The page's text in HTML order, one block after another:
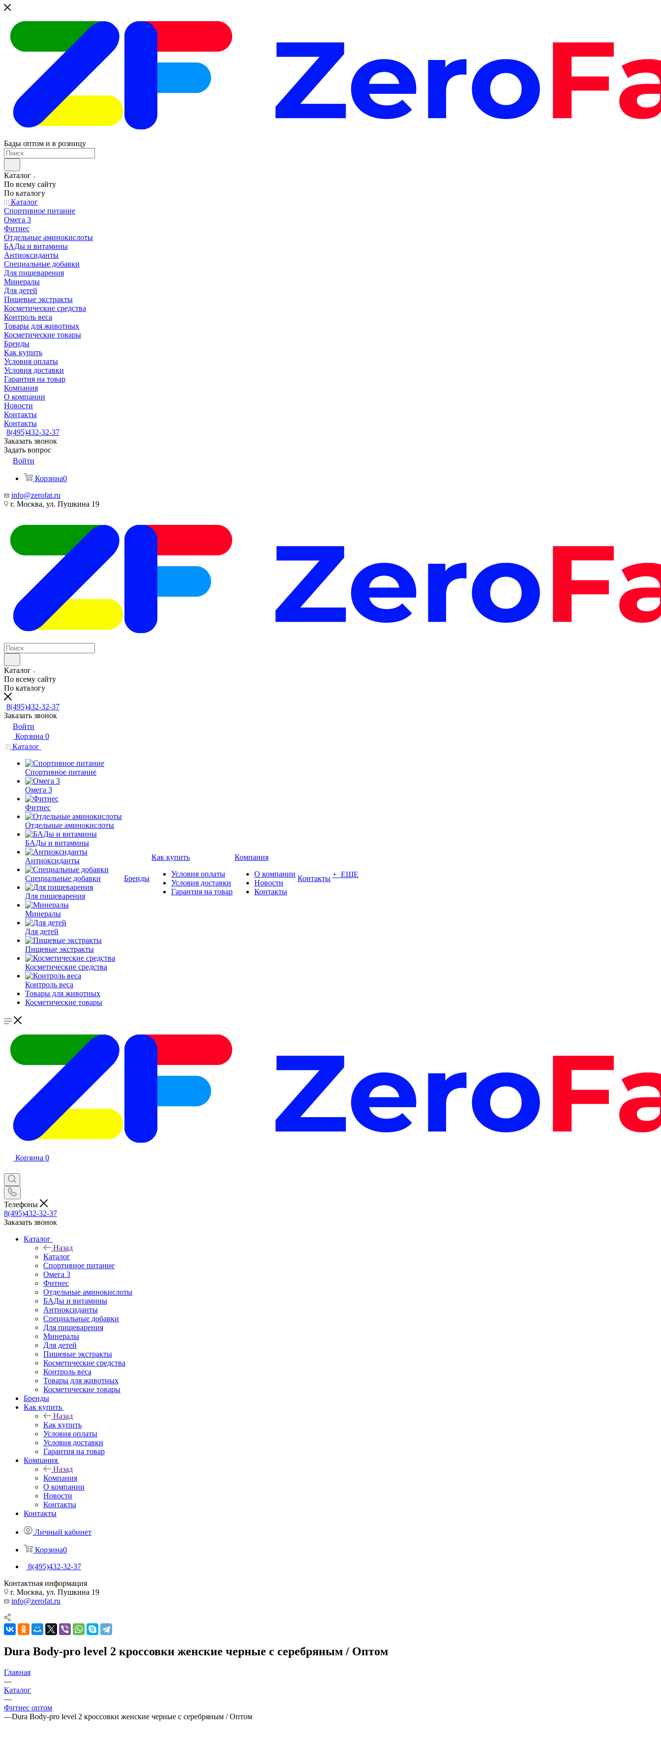
Бады оптом и в розницу
Каталог
По всему сайту
По каталогу
Каталог
Спортивное питание
Омега 3
Фитнес
Отдельные аминокислоты
БАДы и витамины
Антиоксиданты
Специальные добавки
Для пищеварения
Минералы
Для детей
Пищевые экстракты
Косметические средства
Контроль веса
Товары для животных
Косметические товары
Бренды
Как купить
Условия оплаты
Условия доставки
Гарантия на товар
Компания
О компании
Новости
Контакты
Контакты
8(495)432-32-37
Заказать звонок
Задать вопрос
Войти
Корзина0
info@zerofat.ru
г. Москва, ул. Пушкина 19
Каталог
По всему сайту
По каталогу
8(495)432-32-37
Заказать звонок
Войти
Корзина 0
Каталог
Спортивное питание
Омега 3
Фитнес
Отдельные аминокислоты
БАДы и витамины
Антиоксиданты
Специальные добавки
Для пищеварения
Минералы
Для детей
Пищевые экстракты
Косметические средства
Контроль веса
Товары для животных
Косметические товары
Бренды
Как купить
Условия оплаты
Условия доставки
Гарантия на товар
Компания
О компании
Новости
Контакты
Контакты + ЕЩЕ
Корзина 0
Телефоны
8(495)432-32-37
Заказать звонок
Каталог
Назад
Каталог
Спортивное питание
Омега 3
Фитнес
Отдельные аминокислоты
БАДы и витамины
Антиоксиданты
Специальные добавки
Для пищеварения
Минералы
Для детей
Пищевые экстракты
Косметические средства
Контроль веса
Товары для животных
Косметические товары
Бренды
Как купить
Назад
Как купить
Условия оплаты
Условия доставки
Гарантия на товар
Компания
Назад
Компания
О компании
Новости
Контакты
Контакты
Личный кабинет
Корзина0
8(495)432-32-37
Контактная информация
г. Москва, ул. Пушкина 19
info@zerofat.ru
Dura Body-pro level 2 кроссовки женские черные с серебряным / Оптом
Главная
—
Каталог
—
Фитнес оптом
—Dura Body-pro level 2 кроссовки женские черные с серебряным / Оптом